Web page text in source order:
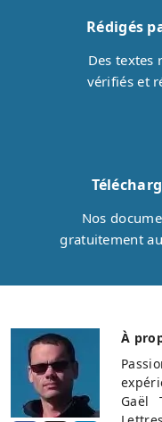
Rédigés
Des textes
vérifiés et
Nos
gratuitement
À
Gaël